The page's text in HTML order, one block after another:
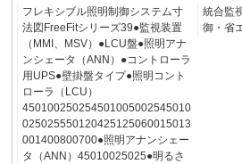
フレキシブル照明制御システム寸
法図FreeFitシリーズ39●監視装置
（MMI、MSV）●LCU盤●照明アナ
ンシェータ（ANN）●コントローラ
用UPS●壁掛盤タイプ●照明コント
ローラ（LCU）
450100250254501005002545010
025025550120425125060015013
001400800700●照明アナンシェー
タ（ANN）45010025025●明るさ
統合監
御・省